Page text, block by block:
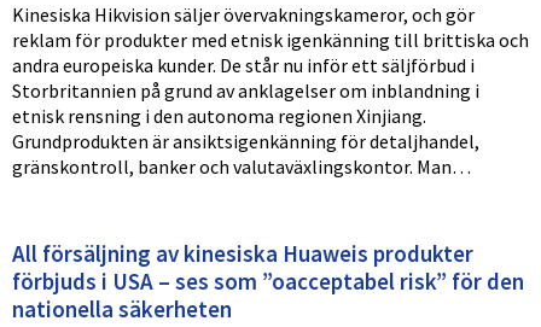
Kinesiska Hikvision säljer övervakningskameror, och gör
reklam för produkter med etnisk igenkänning till brittiska och
andra europeiska kunder. De står nu inför ett säljförbud i
Storbritannien på grund av anklagelser om inblandning i
etnisk rensning i den autonoma regionen Xinjiang.
Grundprodukten är ansiktsigenkänning för detaljhandel,
gränskontroll, banker och valutaväxlingskontor. Man…
All försäljning av kinesiska Huaweis produkter
förbjuds i USA – ses som ”oacceptabel risk” för den
nationella säkerheten